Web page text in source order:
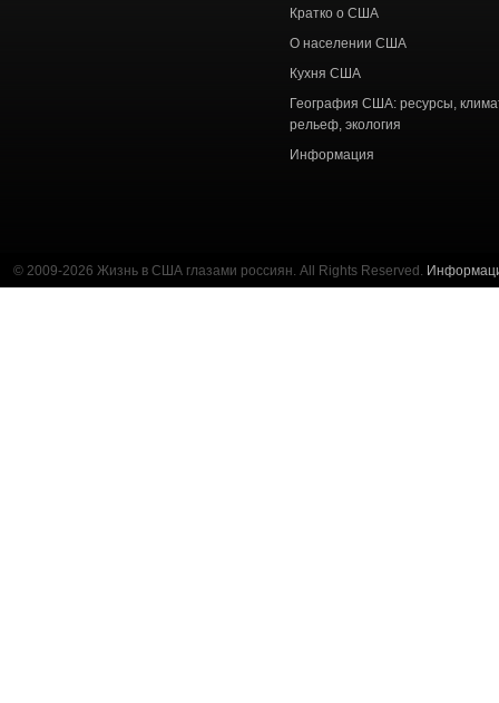
Кратко о США
О населении США
Кухня США
География США: ресурсы,
рельеф, экология
Информация
© 2009-2026 Жизнь в США глазами россиян. All Rights Reserved.